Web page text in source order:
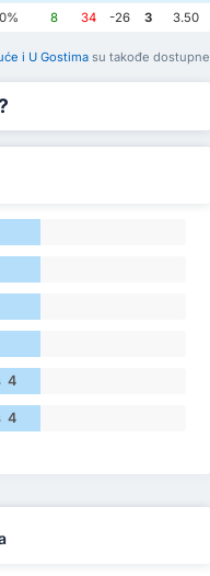
0% 8 34 -26 3 3.50
i U Gostima su takođe dostupne
4
4